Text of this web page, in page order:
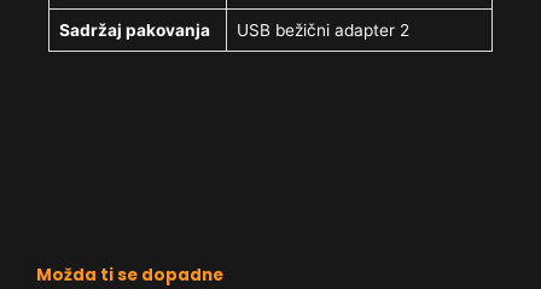
Sadržaj pakovanja USB bežični adapter 2
Možda ti se dopadne